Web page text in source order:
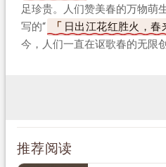
足珍贵。人们赞美春的万物萌
写的“
日出江花红胜火，春
今，人们一直在讴歌春的无限创
推荐阅读